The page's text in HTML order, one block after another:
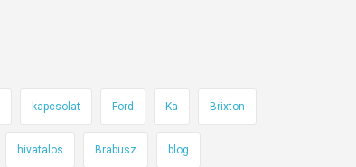
kapcsolat Ford Ka Brixton
hivatalos Brabusz blog